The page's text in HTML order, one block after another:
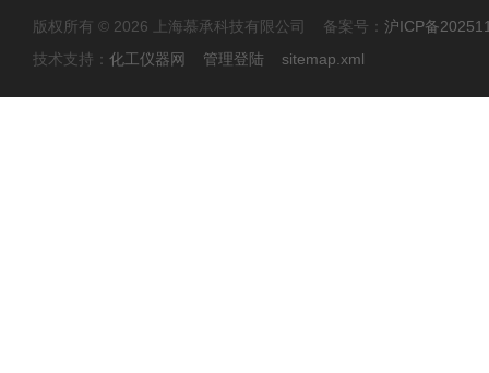
版权所有 © 2026 上海慕承科技有限公司 备案号： 沪ICP备
技术支持： 化工仪器网 管理登陆 sitemap.xml